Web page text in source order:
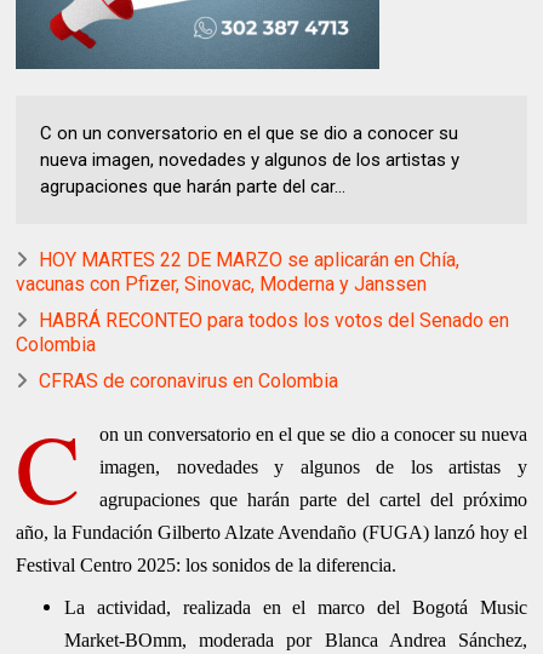
C on un conversatorio en el que se dio a conocer su
nueva imagen, novedades y algunos de los artistas y
agrupaciones que harán parte del car...
HOY MARTES 22 DE MARZO se aplicarán en Chía,
vacunas con Pfizer, Sinovac, Moderna y Janssen
HABRÁ RECONTEO para todos los votos del Senado en
Colombia
CFRAS de coronavirus en Colombia
C
on un conversatorio en el que se dio a conocer su nueva
imagen, novedades y algunos de los artistas y
agrupaciones que harán parte del cartel del próximo
año, la Fundación Gilberto Alzate Avendaño (FUGA) lanzó hoy el
Festival Centro 2025: los sonidos de la diferencia.
La actividad, realizada en el marco del Bogotá Music
Market-BOmm, moderada por Blanca Andrea Sánchez,